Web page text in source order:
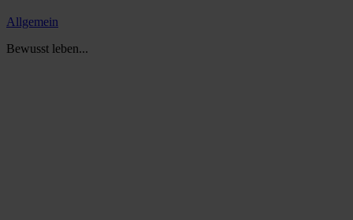
Allgemein
Bewusst leben...